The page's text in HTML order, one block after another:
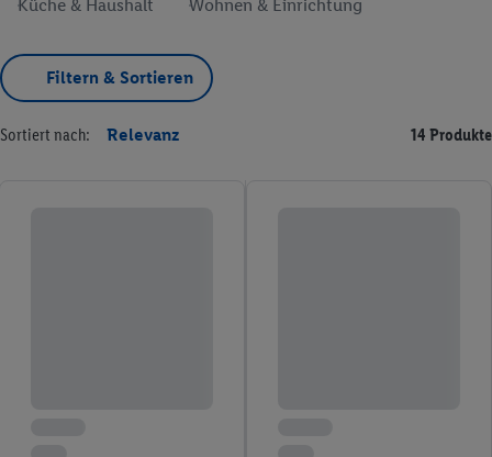
Küche & Haushalt Wohnen & Einrichtung
Filtern & Sortieren
Sortiert nach: Relevanz 14 Produkte